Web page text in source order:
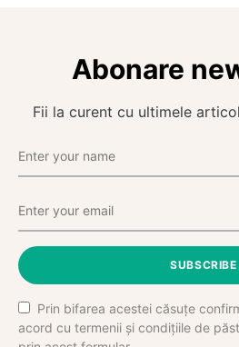
Abonare
Fii la curent cu ultimele
SUBSCRIBE
Prin bifarea acestei căsuțe
acord cu termenii și condițiile de